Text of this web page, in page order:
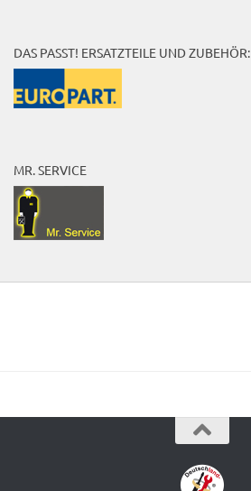
DAS PASST! ERSATZTEILE UND ZUBEHÖR:
MR. SERVICE